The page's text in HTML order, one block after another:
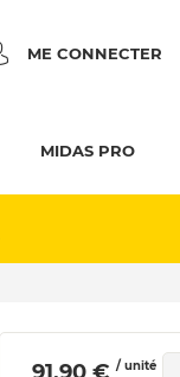
ME CONNECTER
MIDAS PRO
/ unité